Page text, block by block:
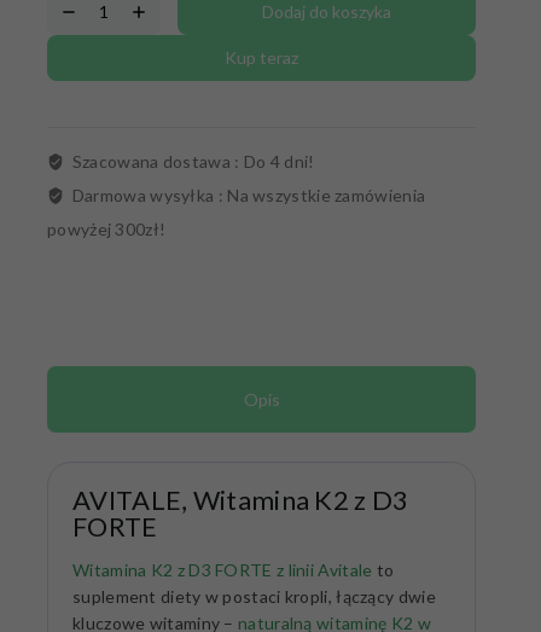
Dodaj do koszyka
Kup teraz
Szacowana dostawa : Do 4 dni!
Darmowa wysyłka : Na wszystkie zamówienia
powyżej 300zł!
Opis
AVITALE, Witamina K2 z D3
FORTE
Witamina K2 z D3 FORTE z linii Avitale to
suplement diety w postaci kropli, łączący dwie
kluczowe witaminy – naturalną witaminę K2 w